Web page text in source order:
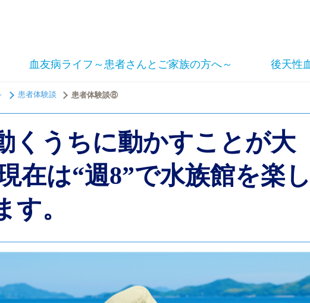
血友病ライフ～患者さんとご家族の方へ～ 後天性
患者体験談 患者体験談⑧
くうちに動かすことが大
在は“週8”で水族館を楽
す。